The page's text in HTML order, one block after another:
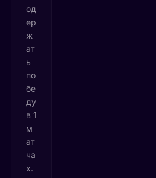
од
ер
ж
ат
ь
по
бе
ду
в 1
м
ат
ча
х.